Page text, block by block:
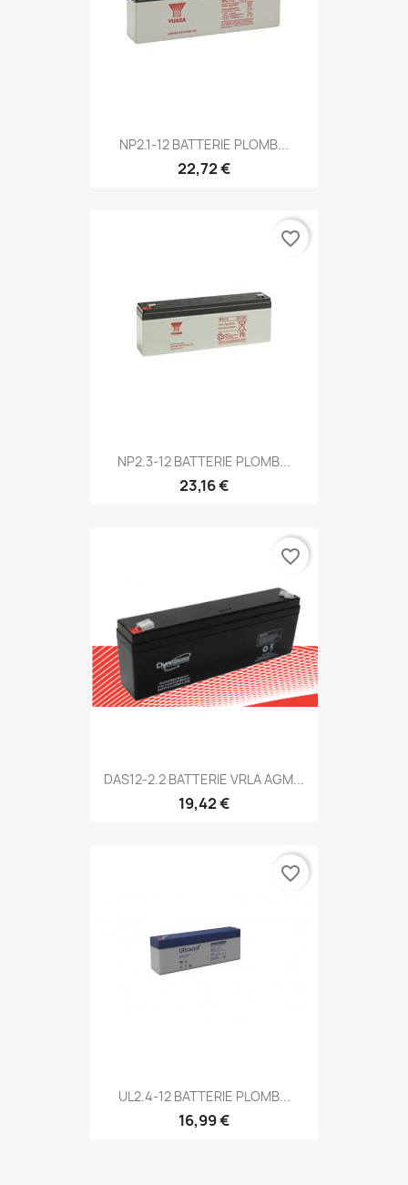
NP2.1-12 BATTERIE PLOMB...
22,72 €
NP2.3-12 BATTERIE PLOMB...
23,16 €
favorite_border
DAS12-2.2 BATTERIE VRLA AGM...
19,42 €
favorite_border
UL2.4-12 BATTERIE PLOMB...
16,99 €
favorite_border